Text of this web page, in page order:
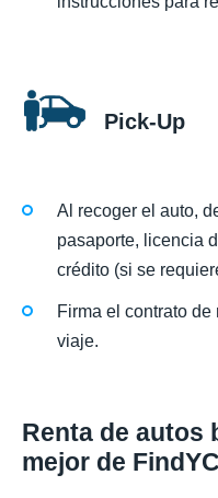
Pick-Up
Al recoger el auto,
pasaporte, licencia
crédito (si se
Firma el contrato de
viaje.
Renta de autos
mejor de